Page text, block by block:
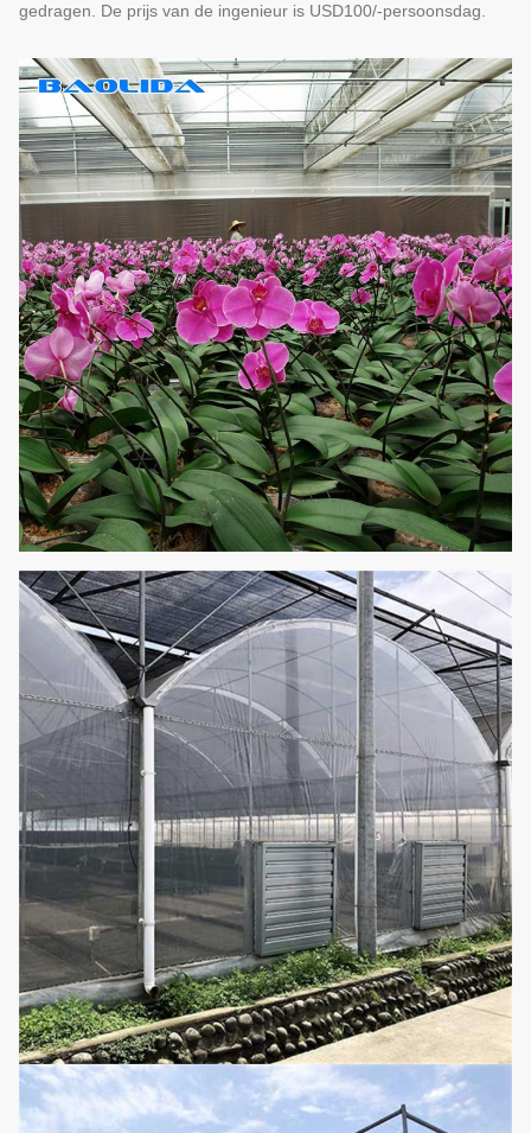
gedragen. De prijs van de ingenieur is USD100/-persoonsdag.